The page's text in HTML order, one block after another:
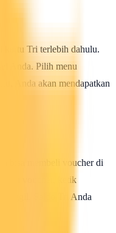
kartu Tri terlebih dahulu.
Anda. Pilih menu
Anda akan mendapatkan
bisa membeli voucher di
voucher, ketik
Saldo Tri Anda